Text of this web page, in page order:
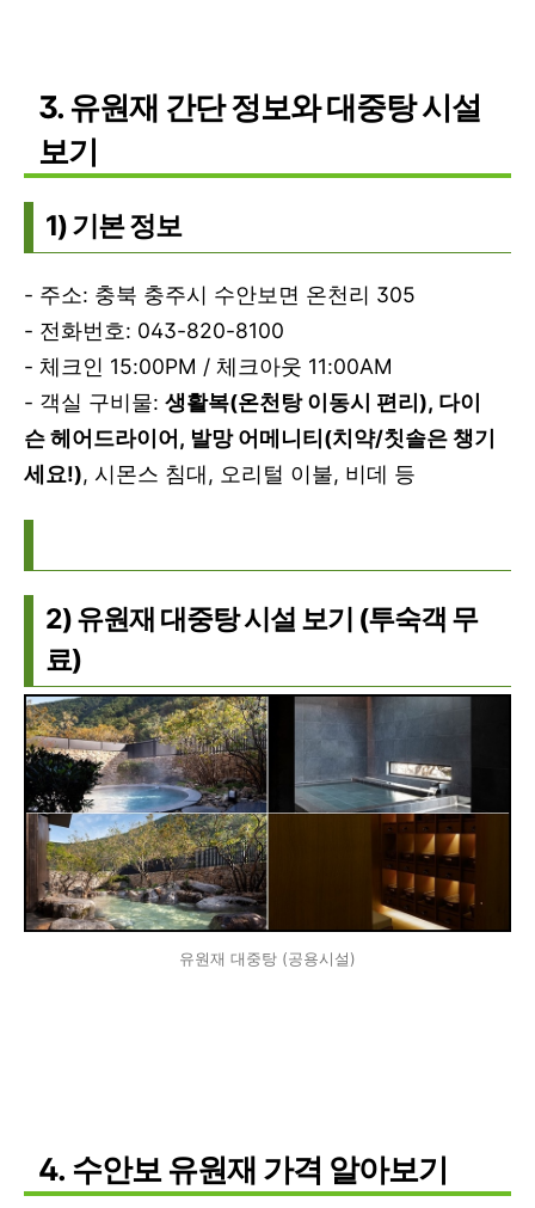
3. 유원재 간단 정보와 대중탕 시설
보기
1) 기본 정보
- 주소: 충북 충주시 수안보면 온천리 305
- 전화번호: 043-820-8100
- 체크인 15:00PM / 체크아웃 11:00AM
- 객실 구비물: 생활복(온천탕 이동시 편리), 다이
슨 헤어드라이어, 발망 어메니티(치약/칫솔은 챙기
세요!), 시몬스 침대, 오리털 이불, 비데 등
2) 유원재 대중탕 시설 보기 (투숙객 무
료)
유원재 대중탕 (공용시설)
4. 수안보 유원재 가격 알아보기